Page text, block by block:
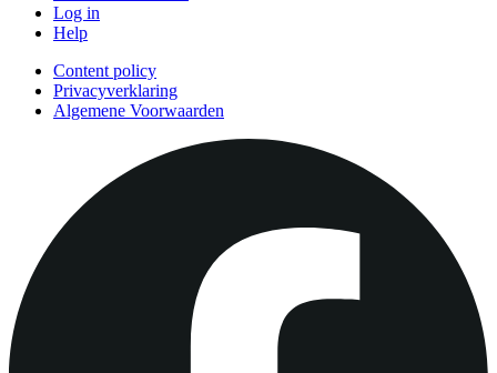
Log in
Help
Content policy
Privacyverklaring
Algemene Voorwaarden